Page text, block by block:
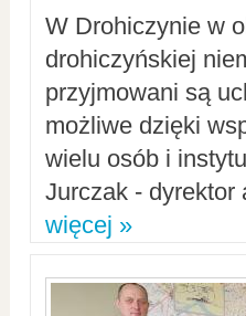
W Drohiczynie w
drohiczyńskiej
przyjmowani są
możliwe dzięki
wielu osób i
Jurczak - dyrektor
więcej »